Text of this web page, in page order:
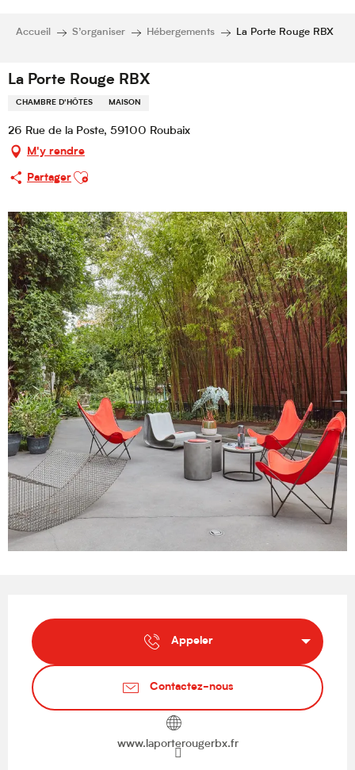
Accueil S’organiser Hébergements La Porte Rouge RBX
La Porte Rouge RBX
CHAMBRE D'HÔTES MAISON
26 Rue de la Poste, 59100 Roubaix
M'y rendre
Partager
Ajouter aux favoris
Appeler
Contactez-nous
www.laporterougerbx.fr